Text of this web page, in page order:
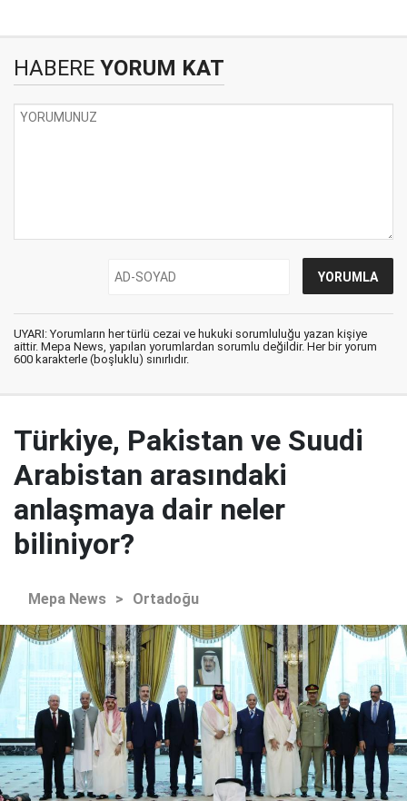
HABERE YORUM KAT
UYARI: Yorumların her türlü cezai ve hukuki sorumluluğu yazan kişiye
aittir. Mepa News, yapılan yorumlardan sorumlu değildir. Her bir yorum
600 karakterle (boşluklu) sınırlıdır.
Türkiye, Pakistan ve Suudi
Arabistan arasındaki
anlaşmaya dair neler
biliniyor?
Mepa News > Ortadoğu